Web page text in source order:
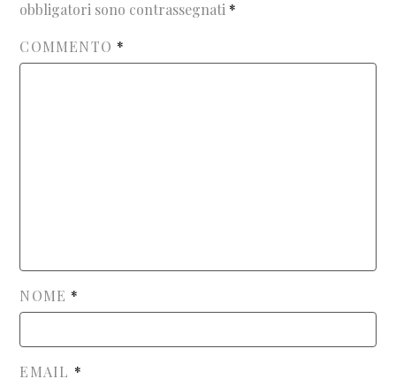
obbligatori sono contrassegnati *
COMMENTO *
NOME *
EMAIL *